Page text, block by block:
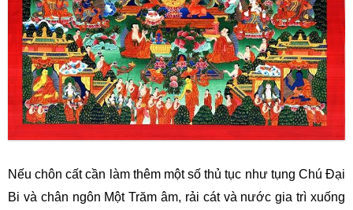
Nếu chôn cất cần làm thêm một số thủ tục như tụng Chú Đại
Bi và chân ngôn Một Trăm âm, rải cát và nước gia trì xuống